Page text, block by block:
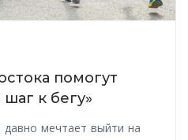
помогут
к бегу»
давно мечтает выйти на